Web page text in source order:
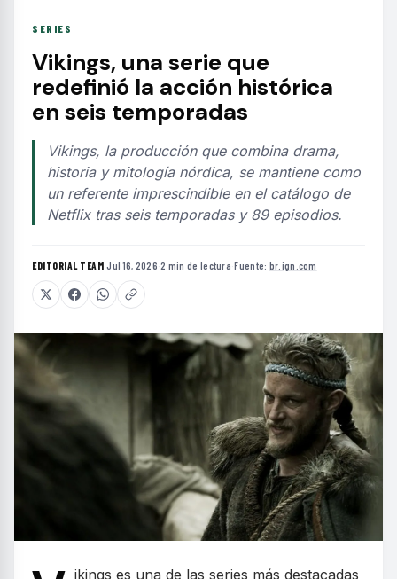
SERIES
Vikings, una serie que
redefinió la acción histórica
en seis temporadas
Vikings, la producción que combina drama,
historia y mitología nórdica, se mantiene como
un referente imprescindible en el catálogo de
Netflix tras seis temporadas y 89 episodios.
EDITORIAL TEAM·Jul 16, 2026·2 min de lectura·Fuente: br.ign.com
ikings es una de las series más destacadas